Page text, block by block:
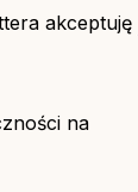
akceptuję
na